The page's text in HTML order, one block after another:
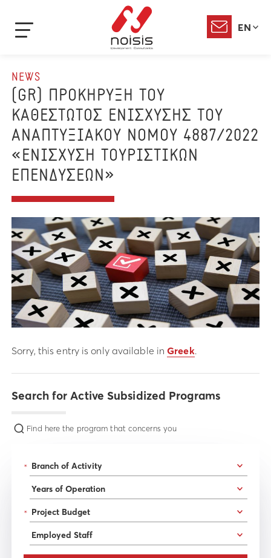
EN
NEWS
(GR) ΠΡΟΚΗΡΥΞΗ ΤΟΥ
ΚΑΘΕΣΤΩΤΟΣ ΕΝΙΣΧΥΣΗΣ ΤΟΥ
ΑΝΑΠΤΥΞΙΑΚΟΥ ΝΟΜΟΥ 4887/2022
«ΕΝΙΣΧΥΣΗ ΤΟΥΡΙΣΤΙΚΩΝ
ΕΠΕΝΔΥΣΕΩΝ»
Sorry, this entry is only available inGreek.
Search for Active Subsidized Programs
Find here the program that concerns you
*
*